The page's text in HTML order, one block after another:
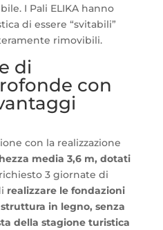
I Pali ELIKA hanno
di essere “svitabili”
rimovibili.
di
con
con la realizzazione
media 3,6 m, dotati
3 giornate di
realizzare le fondazioni
in legno, senza
della stagione turistica